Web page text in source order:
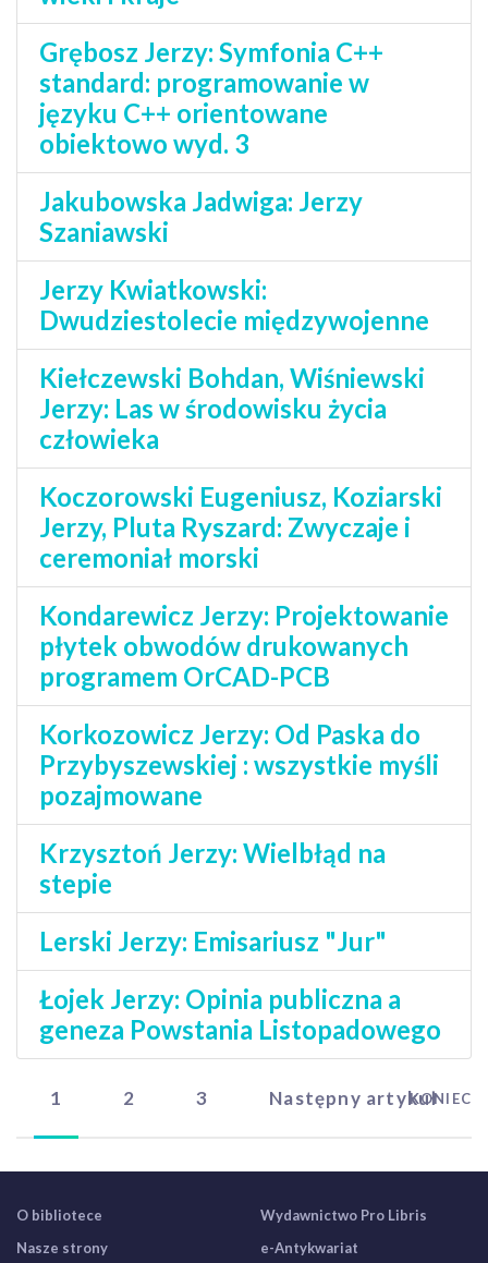
Grębosz Jerzy: Symfonia C++
standard: programowanie w
języku C++ orientowane
obiektowo wyd. 3
Jakubowska Jadwiga: Jerzy
Szaniawski
Jerzy Kwiatkowski:
Dwudziestolecie międzywojenne
Kiełczewski Bohdan, Wiśniewski
Jerzy: Las w środowisku życia
człowieka
Koczorowski Eugeniusz, Koziarski
Jerzy, Pluta Ryszard: Zwyczaje i
ceremoniał morski
Kondarewicz Jerzy: Projektowanie
płytek obwodów drukowanych
programem OrCAD-PCB
Korkozowicz Jerzy: Od Paska do
Przybyszewskiej : wszystkie myśli
pozajmowane
Krzysztoń Jerzy: Wielbłąd na
stepie
Lerski Jerzy: Emisariusz "Jur"
Łojek Jerzy: Opinia publiczna a
geneza Powstania Listopadowego
1 2 3 Następny artykułKONIEC
O bibliotece
Nasze strony
Wydawnictwo Pro Libris
e-Antykwariat